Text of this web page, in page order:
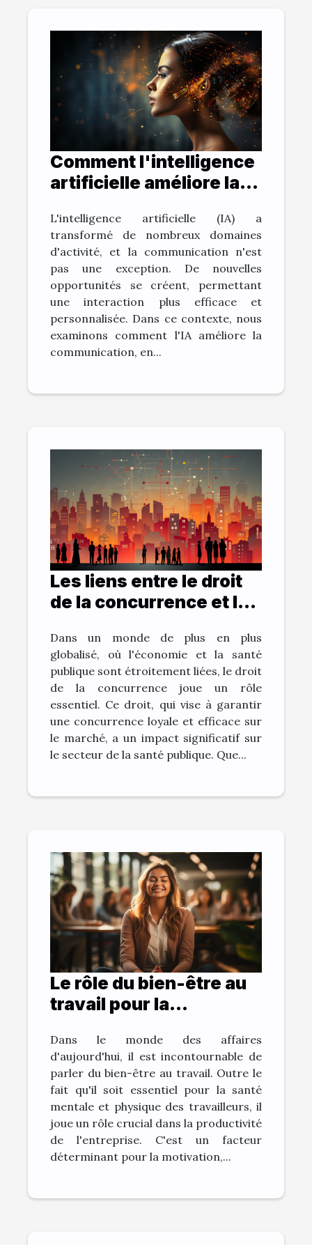
Comment l'intelligence
artificielle améliore la
de ChatGPT
L'intelligence artificielle (IA) a
transformé de nombreux domaines
d'activité, et la communication n'est
pas une exception. De nouvelles
opportunités se créent, permettant
une interaction plus efficace et
personnalisée. Dans ce contexte, nous
examinons comment l'IA améliore la
communication, en...
Les liens entre le droit
de la concurrence et la
Dans un monde de plus en plus
globalisé, où l'économie et la santé
publique sont étroitement liées, le droit
de la concurrence joue un rôle
essentiel. Ce droit, qui vise à garantir
une concurrence loyale et efficace sur
le marché, a un impact significatif sur
le secteur de la santé publique. Que...
Le rôle du bien-être au
travail pour la
l'entreprise
Dans le monde des affaires
d'aujourd'hui, il est incontournable de
parler du bien-être au travail. Outre le
fait qu'il soit essentiel pour la santé
mentale et physique des travailleurs, il
joue un rôle crucial dans la productivité
de l'entreprise. C'est un facteur
déterminant pour la motivation,...